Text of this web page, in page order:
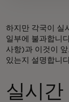
하지만 각국이 실
일부에 불과합니
사항)과 이것이
있는지 설명합니
실시